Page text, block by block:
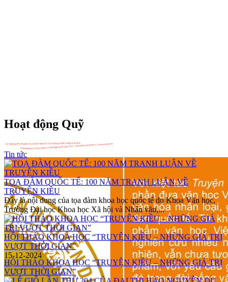
Hoạt động Quỹ
Tin tức
TOẠ ĐÀM QUỐC TẾ: 100 NĂM TRANH LUẬN VỀ
TRUYỆN KIỀU
Đây là nội dung của tọa đàm khoa học quốc tế do Khoa Văn học,
Trường Đại học Khoa học Xã hội và Nhân văn,...
HỘI THẢO KHOA HỌC “TRUYỆN KIỀU – NHỮNG GIÁ TRỊ
VƯỢT THỜI GIAN”
15-12-2024
HỘI THẢO KHOA HỌC “TRUYỆN KIỀU – NHỮNG GIÁ TRỊ
VƯỢT THỜI GIAN”